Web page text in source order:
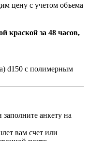
цену с учетом объема
краской за 48 часов,
d150 с полимерным
анкету на
вам счет или